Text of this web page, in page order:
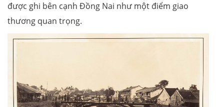
được ghi bên cạnh Đồng Nai như một điểm giao
thương quan trọng.